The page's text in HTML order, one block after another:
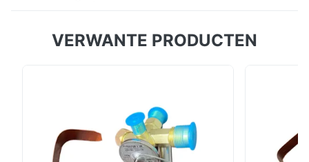
vrachtwagens. Energiebesparend, duurzaam IP67-
VERWANTE PRODUCTEN